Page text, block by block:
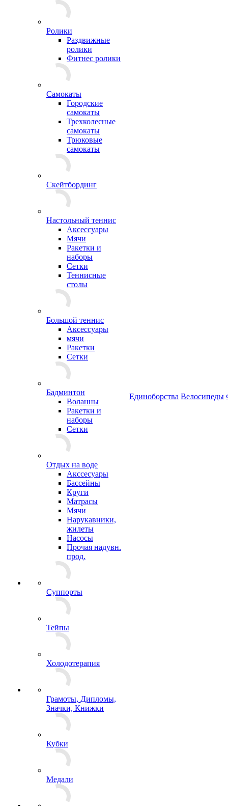
Ролики
Раздвижные
ролики
Фитнес ролики
Самокаты
Городские
самокаты
Трехколесные
самокаты
Трюковые
самокаты
Скейтбординг
Настольный теннис
Аксессуары
Мячи
Ракетки и
наборы
Сетки
Теннисные
столы
Большой теннис
Аксессуары
мячи
Ракетки
Сетки
Бадминтон
Воланны
Ракетки и
наборы
Сетки
Отдых на воде
Акссесуары
Бассейны
Круги
Матрасы
Мячи
Нарукавники,
жилеты
Насосы
Прочая надувн.
прод.
Суппорты
Тейпы
Холодотерапия
Грамоты, Дипломы,
Значки, Книжки
Кубки
Медали
Единоборства Велосипеды